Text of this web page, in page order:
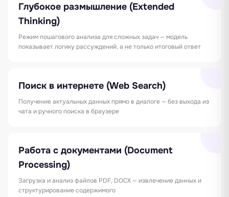
Глубокое размышление (Extended
Thinking)
Режим пошагового анализа для сложных задач — модель
показывает логику рассуждений, а не только итоговый ответ
Поиск в интернете (Web Search)
Получение актуальных данных прямо в диалоге — без выхода из
чата и ручного поиска в браузере
Работа с документами (Document
Processing)
Загрузка и анализ файлов PDF, DOCX — извлечение данных и
структурирование содержимого